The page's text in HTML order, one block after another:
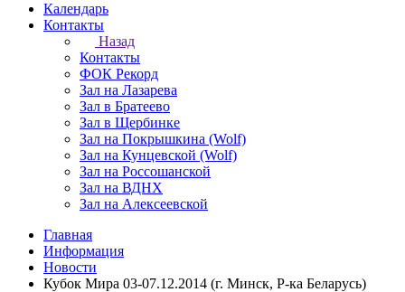
Календарь
Контакты
Назад
Контакты
ФОК Рекорд
Зал на Лазарева
Зал в Братеево
Зал в Щербинке
Зал на Покрышкина (Wolf)
Зал на Кунцевской (Wolf)
Зал на Россошанской
Зал на ВДНХ
Зал на Алексеевской
Главная
Информация
Новости
Кубок Мира 03-07.12.2014 (г. Минск, Р-ка Беларусь)